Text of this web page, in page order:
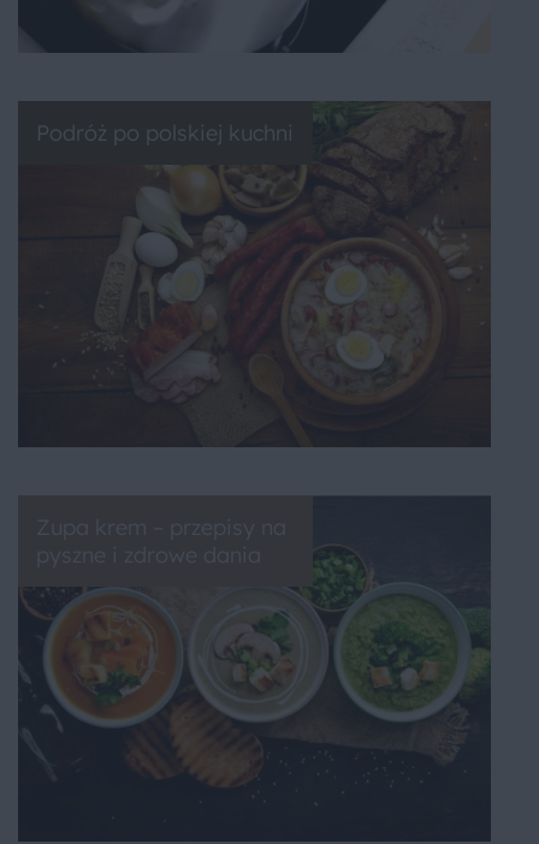
Podróż po polskiej kuchni